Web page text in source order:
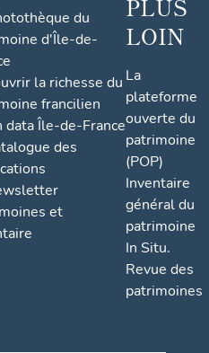
du
d'Île-de-
la richesse du
francilien
data Île-de-France
des
et
PLUS
LOIN
La
plateforme
ouverte du
patrimoine
(POP)
Inventaire
général du
patrimoine
In Situ.
Revue des
patrimoines